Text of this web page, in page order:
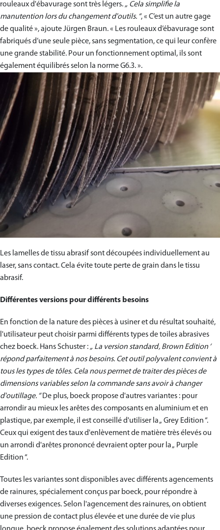
rouleaux d'ébavurage sont très légers. „ Cela simplifie la
manutention lors du changement d'outils. “, « C’est un autre gage
de qualité », ajoute Jürgen Braun. « Les rouleaux d’ébavurage sont
fabriqués d’une seule pièce, sans segmentation, ce qui leur confère
une grande stabilité. Pour un fonctionnement optimal, ils sont
également équilibrés selon la norme G6.3. ».
Les lamelles de tissu abrasif sont découpées individuellement au
laser, sans contact. Cela évite toute perte de grain dans le tissu
abrasif.
Différentes versions pour différents besoins
En fonction de la nature des pièces à usiner et du résultat souhaité,
l'utilisateur peut choisir parmi différents types de toiles abrasives
chez boeck. Hans Schuster : „ La version standard ‚ Brown Edition ‘
répond parfaitement à nos besoins. Cet outil polyvalent convient à
tous les types de tôles. Cela nous permet de traiter des pièces de
dimensions variables selon la commande sans avoir à changer
d'outillage. “De plus, boeck propose d'autres variantes : pour
arrondir au mieux les arêtes des composants en aluminium et en
plastique, par exemple, il est conseillé d'utiliser la „ Grey Edition “.
Ceux qui exigent des taux d'enlèvement de matière très élevés ou
un arrondi d'arêtes prononcé devraient opter pour la „ Purple
Edition “.
Toutes les variantes sont disponibles avec différents agencements
de rainures, spécialement conçus par boeck, pour répondre à
diverses exigences. Selon l'agencement des rainures, on obtient
une pression de contact plus élevée et une durée de vie plus